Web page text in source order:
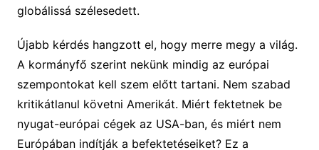
globálissá szélesedett.
Újabb kérdés hangzott el, hogy merre megy a világ.
A kormányfő szerint nekünk mindig az európai
szempontokat kell szem előtt tartani. Nem szabad
kritikátlanul követni Amerikát. Miért fektetnek be
nyugat-európai cégek az USA-ban, és miért nem
Európában indítják a befektetéseiket? Ez a